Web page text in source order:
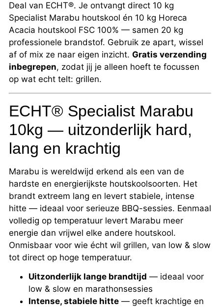
Deal van ECHT®. Je ontvangt direct 10 kg
Specialist Marabu houtskool én 10 kg Horeca
Acacia houtskool FSC 100% — samen 20 kg
professionele brandstof. Gebruik ze apart, wissel
af of mix ze naar eigen inzicht. Gratis verzending
inbegrepen, zodat jij je alleen hoeft te focussen
op wat echt telt: grillen.
ECHT® Specialist Marabu
10kg — uitzonderlijk hard,
lang en krachtig
Marabu is wereldwijd erkend als een van de
hardste en energierijkste houtskoolsoorten. Het
brandt extreem lang en levert stabiele, intense
hitte — ideaal voor serieuze BBQ-sessies. Eenmaal
volledig op temperatuur levert Marabu meer
energie dan vrijwel elke andere houtskool.
Onmisbaar voor wie écht wil grillen, van low & slow
tot direct op hoge temperatuur.
Uitzonderlijk lange brandtijd — ideaal voor
low & slow en marathonsessies
Intense, stabiele hitte— geeft krachtige en